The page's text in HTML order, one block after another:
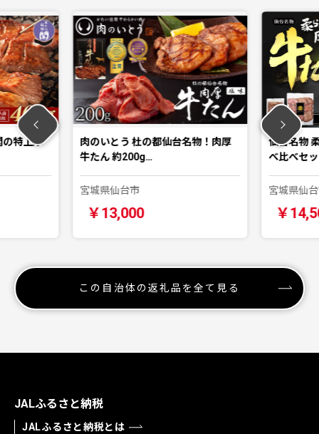
の特上厚
肉のいとう 杜の都仙台名物！肉厚
牛たん 約200g…
宮城県仙台市
￥13,000
仙台名物
べ比べセ
宮城県仙
￥
この自治体の返礼品を全て見る
JALふるさと納税
JALふるさと納税とは